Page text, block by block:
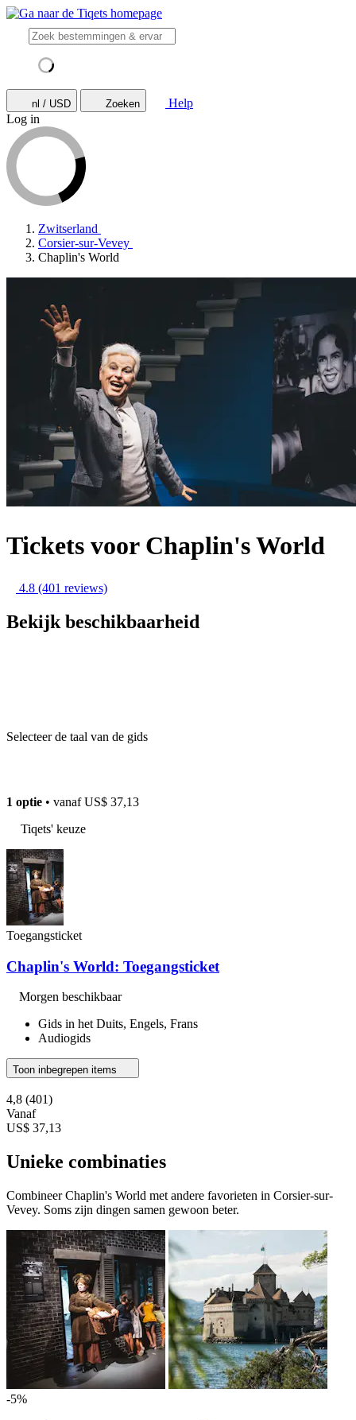
nl / USD Zoeken
Help
Log in
Zwitserland
Corsier-sur-Vevey
Chaplin's World
Tickets voor Chaplin's World
4.8 (401 reviews)
Bekijk beschikbaarheid
Selecteer de taal van de gids
1 optie • vanafUS$ 37,13
Tiqets' keuze
Toegangsticket
Chaplin's World: Toegangsticket
Morgen beschikbaar
Gids in het Duits, Engels, Frans
Audiogids
Toon inbegrepen items
4,8 (401)
Vanaf
US$ 37,13
Unieke combinaties
Combineer Chaplin's World met andere favorieten in Corsier-sur-
Vevey. Soms zijn dingen samen gewoon beter.
-5%